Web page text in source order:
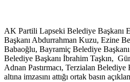
AK Partili Lapseki Belediye Başkanı
Başkanı Abdurrahman Kuzu, Ezine
Babaoğlu, Bayramiç Belediye
Belediye Başkanı İbrahim Taşkın,
Adnan Pastırmacı, Terzialan Belediye
altına imzasını attığı ortak basın